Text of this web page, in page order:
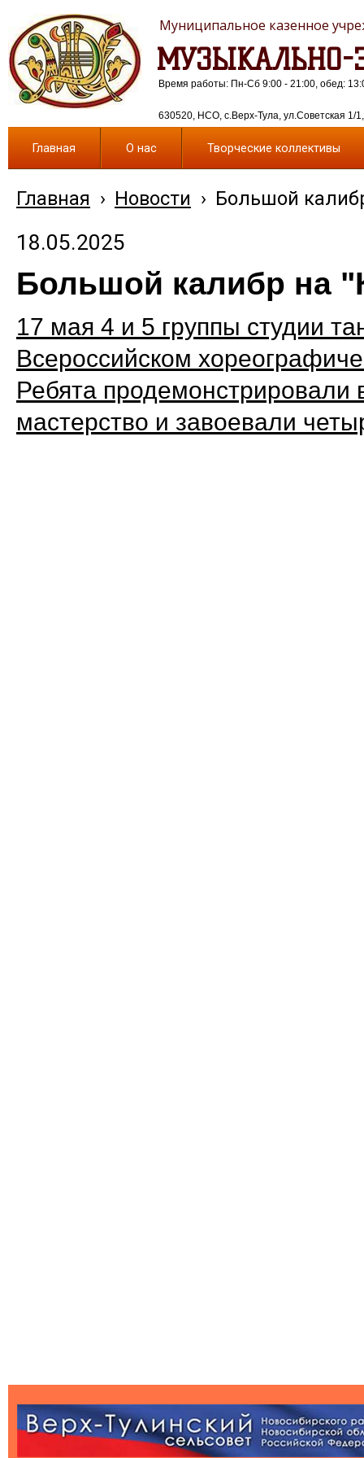
МУЗЫКАЛЬНО-
Муниципальное казенное
630520, НСО, с.Верх-Тула, ул.Советская 1/
Время работы: Пн-Сб 9:00 - 21:00, обед:
Главная О нас Творческие коллективы
Главная › Новости › Большой
18.05.2025
Большой калибр на
17 мая 4 и 5 группы студии
Всероссийском
Ребята продемонстрировали
мастерство и завоевали